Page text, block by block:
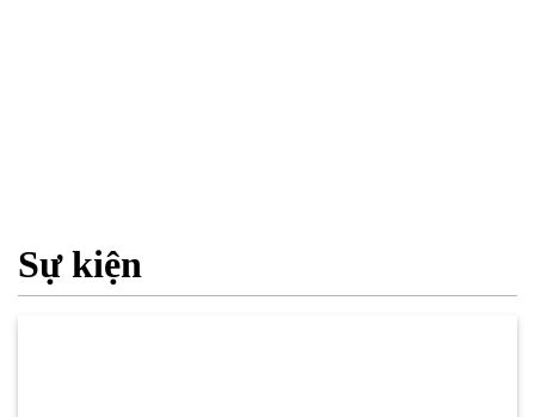
Sự kiện